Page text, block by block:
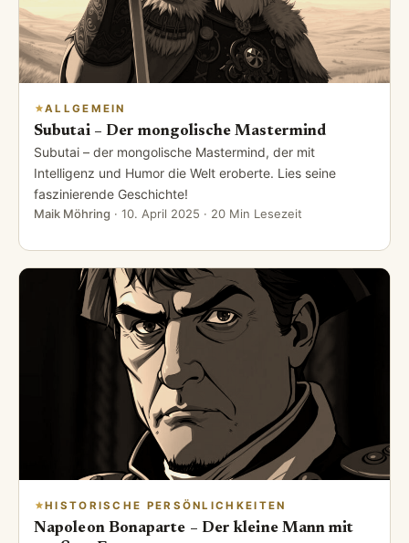
ALLGEMEIN
Subutai – Der mongolische Mastermind
Subutai – der mongolische Mastermind, der mit
Intelligenz und Humor die Welt eroberte. Lies seine
faszinierende Geschichte!
Maik Möhring · 10. April 2025 · 20 Min Lesezeit
HISTORISCHE PERSÖNLICHKEITEN
Napoleon Bonaparte – Der kleine Mann mit